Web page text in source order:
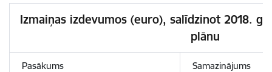
Izmaiņas izdevumos (euro), salīdzinot 2018.
plānu
Pasākums Samazinājums